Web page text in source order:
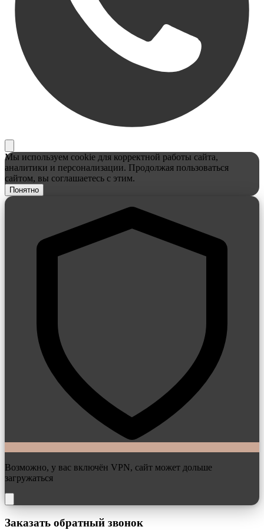
Мы используем cookie для корректной работы сайта,
аналитики и персонализации. Продолжая пользоваться
сайтом, вы соглашаетесь с этим.
Понятно
Возможно, у вас включён VPN, сайт может дольше
загружаться
Заказать обратный звонок